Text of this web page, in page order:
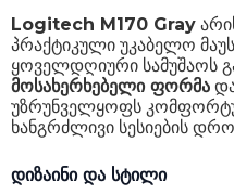
Logitech M170 Gray
პრაქტიკული უკაბელო
ყოველდღიური სამუშაოს
მოსახერხებელი ფორმა
უზრუნველყოფს
ხანგრძლივი სესიების
დიზაინი და სტილი